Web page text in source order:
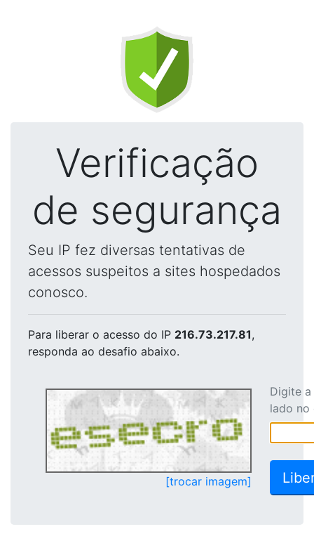
Verificação
de segurança
Seu IP fez diversas tentativas de
acessos suspeitos a sites hospedados
conosco.
Para liberar o acesso do IP 216.73.217.81,
responda ao desafio abaixo.
[trocar imagem]
Digite
lado no